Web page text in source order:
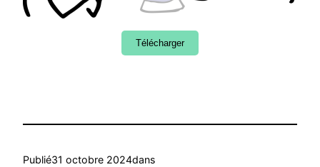
Télécharger
Publié31 octobre 2024dans